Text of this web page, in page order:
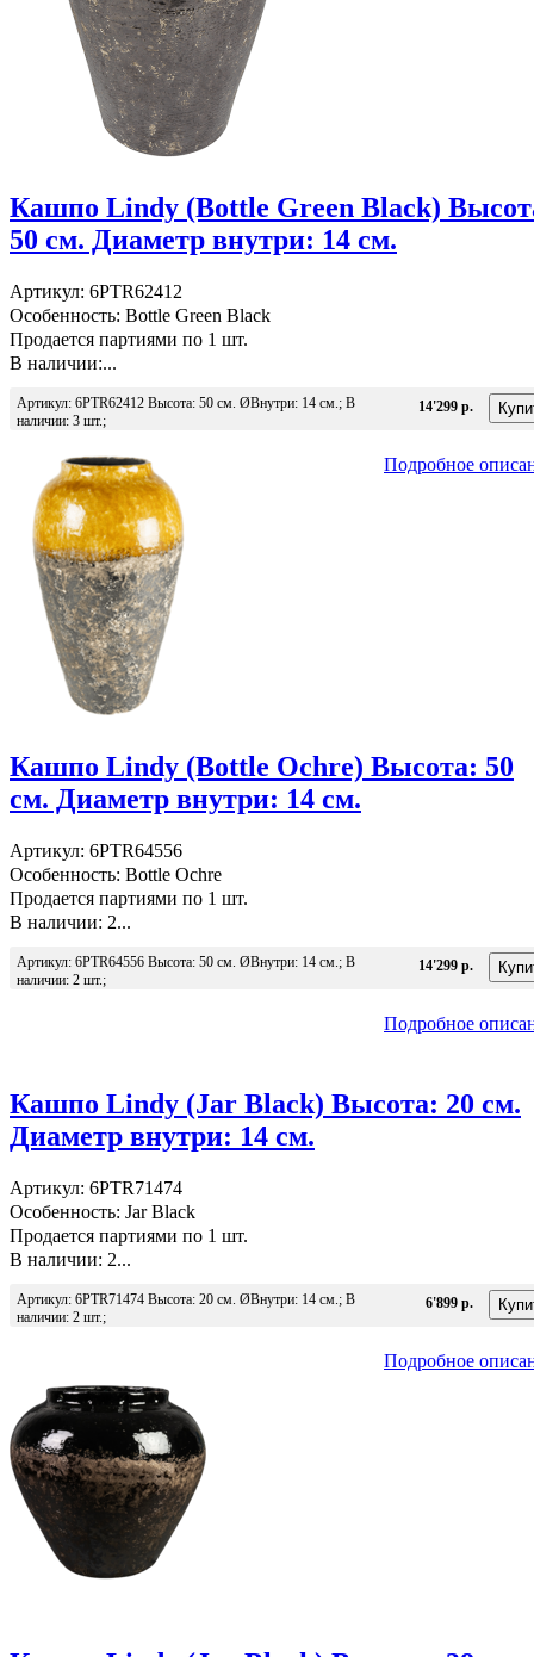
Кашпо Lindy (Bottle Green Black)
50 см. Диаметр внутри: 14 см.
Артикул: 6PTR62412
Особенность: Bottle Green Black
Продается партиями по 1 шт.
В наличии:...
Артикул: 6PTR62412 Высота: 50 см. ØВнутри: 14 см.; В
наличии: 3 шт.;
14'299 р.
Подробное
Кашпо Lindy (Bottle Ochre) Высота: 50
см. Диаметр внутри: 14 см.
Артикул: 6PTR64556
Особенность: Bottle Ochre
Продается партиями по 1 шт.
В наличии: 2...
Артикул: 6PTR64556 Высота: 50 см. ØВнутри: 14 см.; В
наличии: 2 шт.;
14'299 р.
Подробное
Кашпо Lindy (Jar Black) Высота: 20 см.
Диаметр внутри: 14 см.
Артикул: 6PTR71474
Особенность: Jar Black
Продается партиями по 1 шт.
В наличии: 2...
Артикул: 6PTR71474 Высота: 20 см. ØВнутри: 14 см.; В
наличии: 2 шт.;
6'899 р.
Подробное